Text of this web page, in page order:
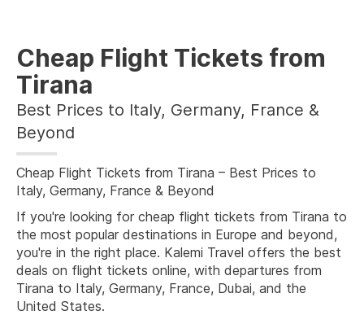
Cheap Flight Tickets from
Tirana
Best Prices to Italy, Germany, France &
Beyond
Cheap Flight Tickets from Tirana – Best Prices to
Italy, Germany, France & Beyond
If you're looking for cheap flight tickets from Tirana to
the most popular destinations in Europe and beyond,
you're in the right place. Kalemi Travel offers the best
deals on flight tickets online, with departures from
Tirana to Italy, Germany, France, Dubai, and the
United States.